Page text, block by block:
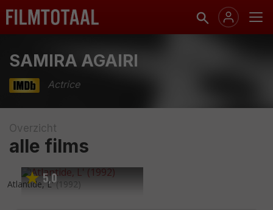
SAMIRA AGAIRI
Actrice
Overzicht
alle films
5,0
Atlantide, L' (1992)